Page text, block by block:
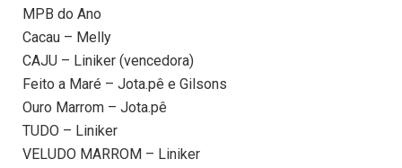
MPB do Ano
Cacau – Melly
CAJU – Liniker (vencedora)
Feito a Maré – Jota.pê e Gilsons
Ouro Marrom – Jota.pê
TUDO – Liniker
VELUDO MARROM – Liniker